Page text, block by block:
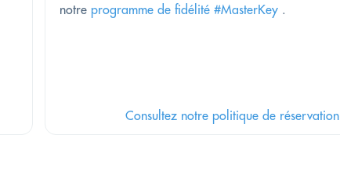
notre programme de fidélité #MasterKey .
Consultez notre politique de réservation